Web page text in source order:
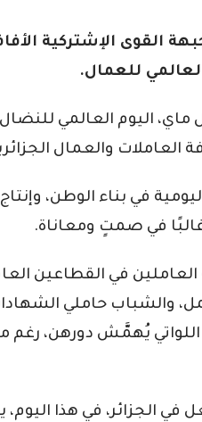
القوى الإشتركية
للعمال.
اليوم العالمي
العاملات والعمال
في بناء الوطن، وإنتاج
غالبًا في صمتٍ ومعاناة.
العاملين في القطاعين
والشباب حاملي
يُهمَّش دورهن، رغم
في الجزائر، في هذا